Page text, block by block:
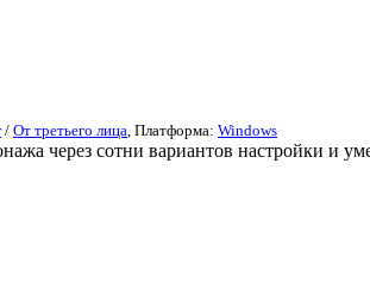
/ От третьего лица , Платформа: Windows
через сотни вариантов настройки и